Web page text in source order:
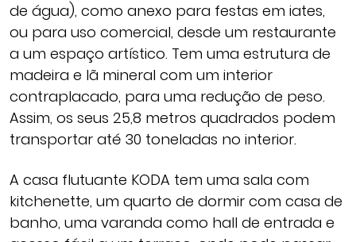
de água), como anexo para festas em iates,
ou para uso comercial, desde um restaurante
a um espaço artístico. Tem uma estrutura de
madeira e lã mineral com um interior
contraplacado, para uma redução de peso.
Assim, os seus 25,8 metros quadrados podem
transportar até 30 toneladas no interior.
A casa flutuante KODA tem uma sala com
kitchenette, um quarto de dormir com casa de
banho, uma varanda como hall de entrada e